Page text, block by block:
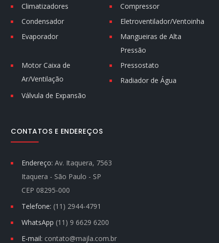
Climatizadores
Compressor
Condensador
Eletroventilador/Ventoinha
Evaporador
Mangueiras de Alta
Pressão
Motor Caixa de
Ar/Ventilação
Pressostato
Radiador de Água
Válvula de Expansão
CONTATOS E ENDEREÇOS
Endereço: Av. Itaquera, 7563
Itaquera - São Paulo - SP
CEP 08295-000
Telefone: (11) 2944-4791
WhatsApp (11) 9 6629 6200
E-mail: contato@majla.com.br